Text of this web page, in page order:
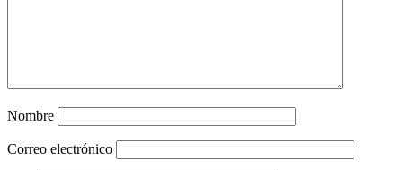
Nombre
Correo electrónico